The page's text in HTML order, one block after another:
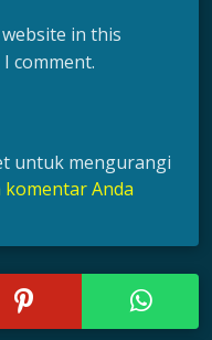
in this
comment.
untuk mengurangi
komentar Anda